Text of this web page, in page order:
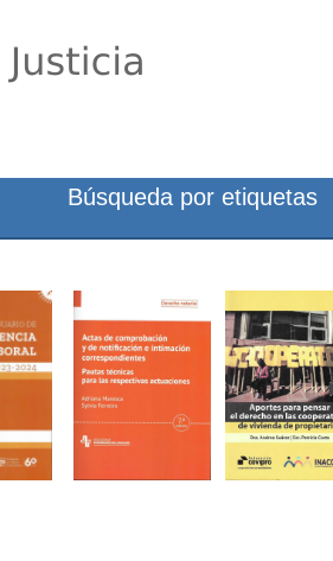
Búsqueda por etiquetas